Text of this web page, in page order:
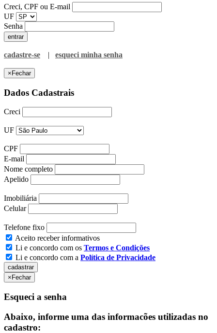
Creci, CPF ou E-mail
UF
Senha
cadastre-se | esqueci minha senha
× Fechar
Dados Cadastrais
Creci
UF
CPF
E-mail
Nome completo
Apelido
Imobiliária
Celular
Telefone fixo
Aceito receber informativos
Li e concordo com os Termos e Condições
Li e concordo com a Política de Privacidade
× Fechar
Esqueci a senha
Abaixo, informe uma das informacões utilizadas no
cadastro: